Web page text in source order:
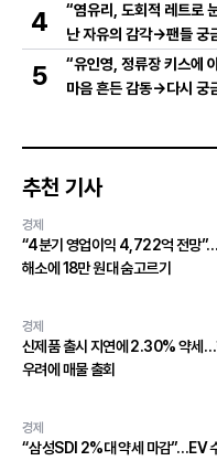
4
“염유리, 도회적 레트로
난 자유의 감각→팬들 궁
5
“유인영, 정류장 키스에
마음 흔든 감동→다시 궁
추천 기사
경제
“4분기 영업이익 4,722억 전망
해소에 18만 원대 숨고르기
경제
신제품 출시 지연에 2.30% 약세…
우려에 매물 출회
경제
“삼성SDI 2%대 약세 마감”…EV